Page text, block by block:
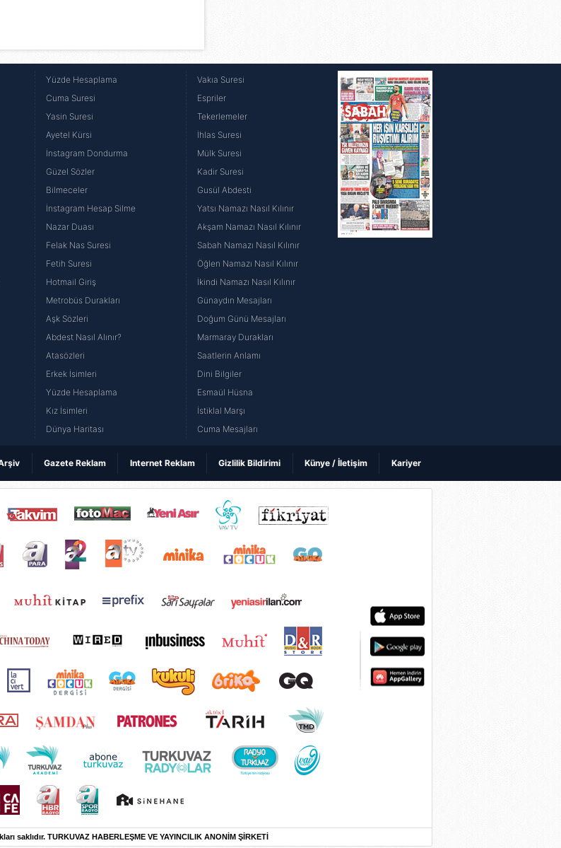
Yüzde Hesaplama
Cuma Suresi
Yasin Suresi
Ayetel Kürsi
İnstagram Dondurma
Güzel Sözler
Bilmeceler
İnstagram Hesap Silme
Nazar Duası
Felak Nas Suresi
Fetih Suresi
Hotmail Giriş
Metrobüs Durakları
Aşk Sözleri
Abdest Nasıl Alınır?
Atasözleri
Erkek İsimleri
Yüzde Hesaplama
Kız İsimleri
Dünya Haritası
Vakıa Suresi
Espriler
Tekerlemeler
İhlas Suresi
Mülk Suresi
Kadir Suresi
Gusül Abdesti
Yatsı Namazı Nasıl Kılınır
Akşam Namazı Nasıl Kılınır
Sabah Namazı Nasıl Kılınır
Öğlen Namazı Nasıl Kılınır
İkindi Namazı Nasıl Kılınır
Günaydın Mesajları
Doğum Günü Mesajları
Marmaray Durakları
Saatlerin Anlamı
Dini Bilgiler
Esmaül Hüsna
İstiklal Marşı
Cuma Mesajları
Gazete Reklam Internet Reklam Gizlilik Bildirimi Künye / İletişim Kariyer
saklıdır. TURKUVAZ HABERLEŞME VE YAYINCILIK ANONİM ŞİRKETİ